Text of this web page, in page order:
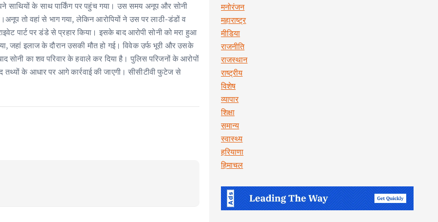
साथियों के साथ पार्किंग पर पहुंच गया। उस समय अनूप और सोनी
तो वहां से भाग गया, लेकिन आरोपियों ने उस पर लाठी-डंडों व
पार्ट पर डंडे से प्रहार किया। इसके बाद आरोपी सोनी को मरा हुआ
जहां इलाज के दौरान उसकी मौत हो गई। विवेक उर्फ भूरी और उसके
सोनी का शव परिवार के हवाले कर दिया है। पुलिस परिजनों के आरोपों
के आधार पर आगे कार्रवाई की जाएगी। सीसीटीवी फुटेज से
मनोरंजन
महाराष्ट्र
मीडिया
राजनीति
राजस्थान
राष्ट्रीय
विशेष
व्यापार
शिक्षा
समान्य
स्वास्थ्य
हरियाणा
हिमाचल